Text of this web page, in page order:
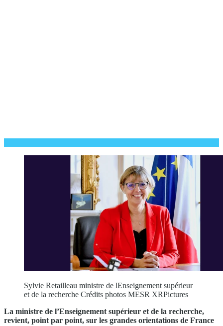
Sylvie Retailleau ministre de lEnseignement supérieur
et de la recherche Crédits photos MESR XRPictures
La ministre de l’Enseignement supérieur et de la recherche,
revient, point par point, sur les grandes orientations de France